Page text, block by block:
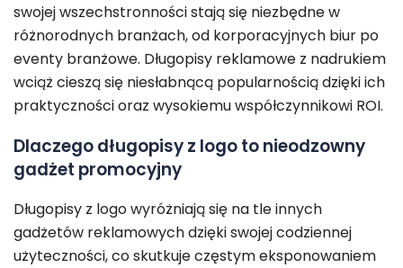
swojej wszechstronności stają się niezbędne w
różnorodnych branżach, od korporacyjnych biur po
eventy branżowe. Długopisy reklamowe z nadrukiem
wciąż cieszą się niesłabnącą popularnością dzięki ich
praktyczności oraz wysokiemu współczynnikowi ROI.
Dlaczego długopisy z logo to nieodzowny
gadżet promocyjny
Długopisy z logo wyróżniają się na tle innych
gadżetów reklamowych dzięki swojej codziennej
użyteczności, co skutkuje częstym eksponowaniem